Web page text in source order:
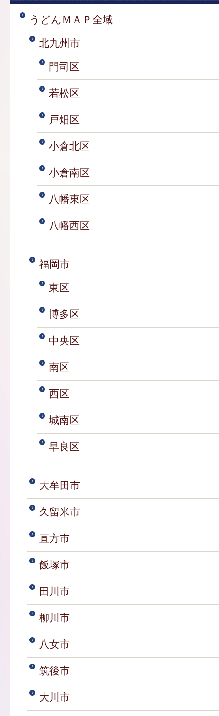
うどんＭＡＰ全域
北九州市
門司区
若松区
戸畑区
小倉北区
小倉南区
八幡東区
八幡西区
福岡市
東区
博多区
中央区
南区
西区
城南区
早良区
大牟田市
久留米市
直方市
飯塚市
田川市
柳川市
八女市
筑後市
大川市